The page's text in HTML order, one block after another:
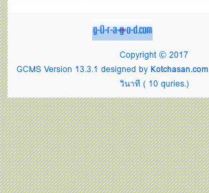
Copyright © 2017
GCMS Version 13.3.1 designed by Kotchasan.com
วินาที ( 10 quries.)